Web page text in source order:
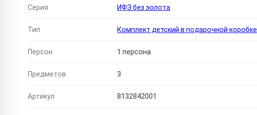
Серия ИФЗ без золота
Тип Комплект детский в подарочной коробке
Персон 1 персона
Предметов 3
Артикул 8132842001